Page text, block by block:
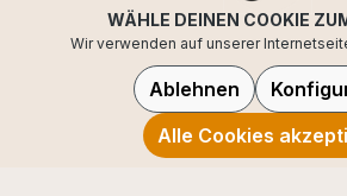
WÄHLE DEINEN COOKIE
Wir verwenden auf unserer
Ablehnen
Alle Cookies